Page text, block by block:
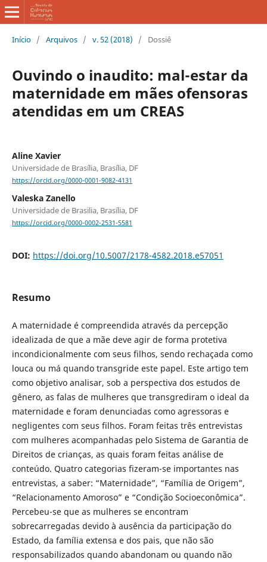
Início / Arquivos / v. 52 (2018) / Dossiê
Ouvindo o inaudito: mal-estar da
maternidade em mães ofensoras
atendidas em um CREAS
Aline Xavier
Universidade de Brasília, Brasília, DF
https://orcid.org/0000-0001-9082-4131
Valeska Zanello
Universidade de Brasilia, Brasília, DF
https://orcid.org/0000-0002-2531-5581
DOI: https://doi.org/10.5007/2178-4582.2018.e57051
Resumo
A maternidade é compreendida através da percepção
idealizada de que a mãe deve agir de forma protetiva
incondicionalmente com seus filhos, sendo rechaçada como
louca ou má quando transgride este papel. Este artigo tem
como objetivo analisar, sob a perspectiva dos estudos de
gênero, as falas de mulheres que transgrediram o ideal da
maternidade e foram denunciadas como agressoras e
negligentes com seus filhos. Foram feitas três entrevistas
com mulheres acompanhadas pelo Sistema de Garantia de
Direitos de crianças, as quais foram feitas análise de
conteúdo. Quatro categorias fizeram-se importantes nas
entrevistas, a saber: “Maternidade”, “Família de Origem”,
“Relacionamento Amoroso” e “Condição Socioeconômica”.
Percebeu-se que as mulheres se encontram
sobrecarregadas devido à ausência da participação do
Estado, da família extensa e dos pais, que não são
responsabilizados quando abandonam ou quando não